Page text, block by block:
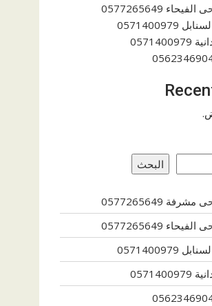
0577265649
البحث
0577265649
0577265649